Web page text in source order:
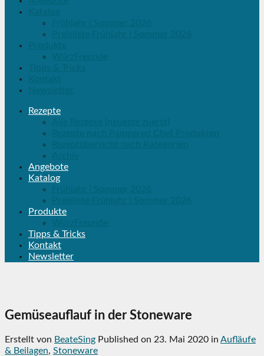
Rezepte
Angebote
Katalog
Produkte
Tipps & Tricks
Kontakt
Newsletter
Gemüseauflauf in der Stoneware
Erstellt von BeateSing Published on 23. Mai 2020 in Aufläufe
& Beilagen, Stoneware